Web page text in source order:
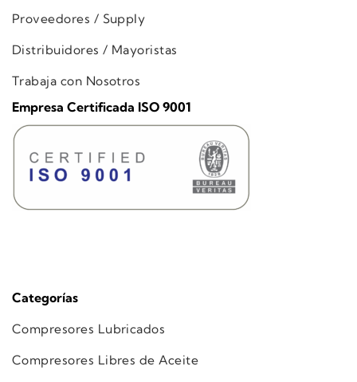
Categorías
Compresores Lubricados
Compresores Libres de Aceite
Proveedores / Supply
Distribuidores / Mayoristas
Trabaja con Nosotros
Empresa Certificada ISO 9001